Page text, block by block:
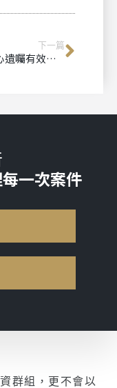
下一篇
父母偏心遺囑有效嗎？兄弟姊妹沒分到遺產怎麼辦？一次看懂特留分與遺產訴訟
一次案件
群組，更不會以